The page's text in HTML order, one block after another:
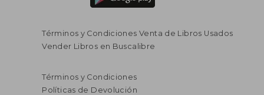
Términos y Condiciones Venta de Libros Usados
Vender Libros en Buscalibre
Términos y Condiciones
Políticas de Devolución